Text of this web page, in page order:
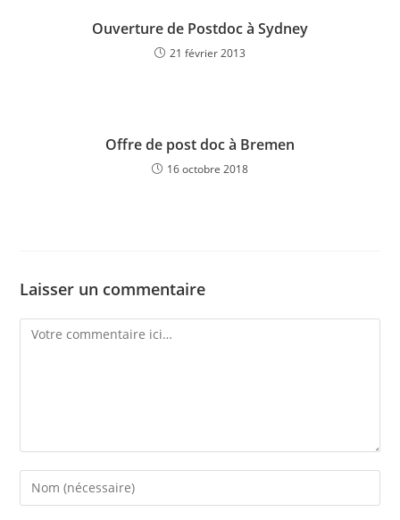
Ouverture de Postdoc à Sydney
21 février 2013
Offre de post doc à Bremen
16 octobre 2018
Laisser un commentaire